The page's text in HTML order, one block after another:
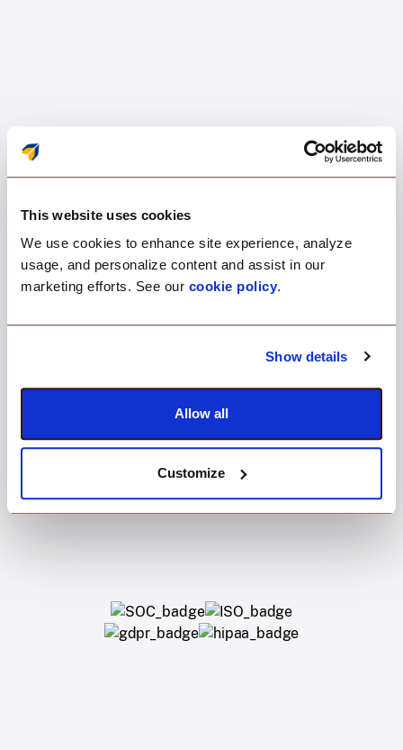
This website uses cookies
We use cookies to enhance site experience, analyze
usage, and personalize content and assist in our
marketing efforts. See our cookie policy.
Show details
Allow all
Customize
Technologies
99.98%
Uptime